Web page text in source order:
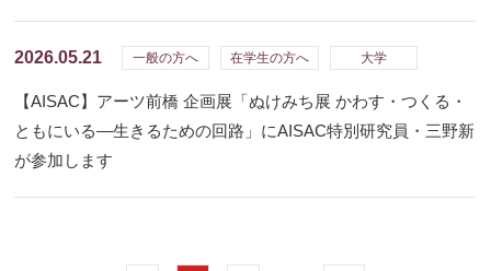
2026.05.21 一般の方へ 在学生の方へ 大学
【AISAC】アーツ前橋 企画展「ぬけみち展 かわす・つくる・
ともにいる―生きるための回路」にAISAC特別研究員・三野新
が参加します